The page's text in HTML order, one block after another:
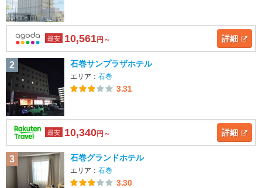
最安 10,561円～ 詳細
2 石巻サンプラザホテル
エリア： 石巻
3.31
最安 10,340円～ 詳細
3 石巻グランドホテル
エリア： 石巻
3.30